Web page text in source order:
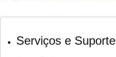
Serviços e Suporte